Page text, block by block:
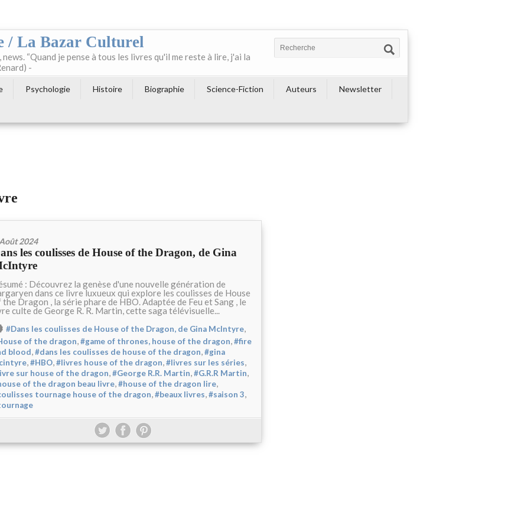
/ La Bazar Culturel
“Quand je pense à tous les livres qu'il me reste à lire, j'ai la
-
Psychologie Histoire Biographie Science-Fiction Auteurs
Newsletter
2024
les coulisses de House of the Dragon, de Gina
: Découvrez la genèse d'une nouvelle génération de
dans ce livre luxueux qui explore les coulisses de House
the Dragon , la série phare de HBO. Adaptée de Feu et Sang , le
culte de George R. R. Martin, cette saga télévisuelle...
#Dans les coulisses de House of the Dragon, de Gina McIntyre,
of the dragon,#game of thrones, house of the dragon,#fire
blood,#dans les coulisses de house of the dragon,#gina
,#HBO,#livres house of the dragon,#livres sur les séries,
sur house of the dragon,#George R.R. Martin,#G.R.R Martin,
of the dragon beau livre,#house of the dragon lire,
tournage house of the dragon,#beaux livres,#saison 3,